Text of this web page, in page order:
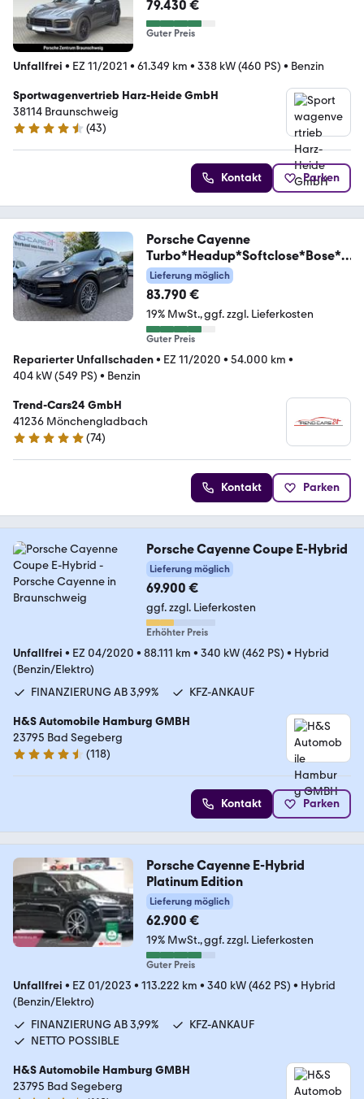
79.430 €
Guter Preis
Unfallfrei • EZ 11/2021 • 61.349 km • 338 kW (460 PS) • Benzin
Sportwagenvertrieb Harz-Heide GmbH
38114 Braunschweig
4.4 Sterne
(43)
Kontakt Parken
Porsche Cayenne
Turbo*Headup*Softclose*Bose*P
ano*
Lieferung möglich
83.790 €
19% MwSt. ggf. zzgl. Lieferkosten
Guter Preis
Reparierter Unfallschaden• EZ 11/2020 • 54.000 km •
404 kW (549 PS) • Benzin
Trend-Cars24 GmbH
41236 Mönchengladbach
4.9 Sterne
(74)
Kontakt Parken
Porsche Cayenne Coupe E-Hybrid
Lieferung möglich
69.900 €
ggf. zzgl. Lieferkosten
Erhöhter Preis
Unfallfrei • EZ 04/2020 • 88.111 km • 340 kW (462 PS) • Hybrid
(Benzin/Elektro)
FINANZIERUNG AB 3,99%
KFZ-ANKAUF
H&S Automobile Hamburg GMBH
23795 Bad Segeberg
4.6 Sterne
(118)
Kontakt Parken
Porsche Cayenne E-Hybrid
Platinum Edition
Lieferung möglich
62.900 €
19% MwSt. ggf. zzgl. Lieferkosten
Guter Preis
Unfallfrei • EZ 01/2023 • 113.222 km • 340 kW (462 PS) • Hybrid
(Benzin/Elektro)
FINANZIERUNG AB 3,99%
KFZ-ANKAUF
NETTO POSSIBLE
H&S Automobile Hamburg GMBH
23795 Bad Segeberg